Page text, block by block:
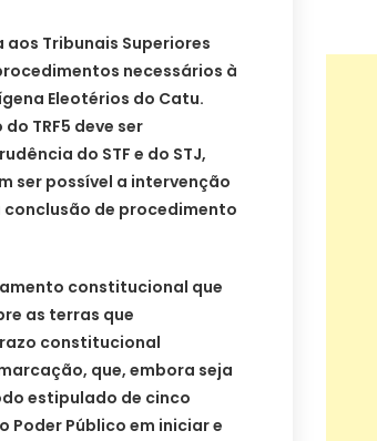
Tribunais Superiores
necessários à
Eleotérios do Catu.
TRF5 deve ser
do STF e do STJ,
ser possível a intervenção
conclusão de procedimento
constitucional que
as terras que
constitucional
que, embora seja
estipulado de cinco
Poder Público em iniciar e